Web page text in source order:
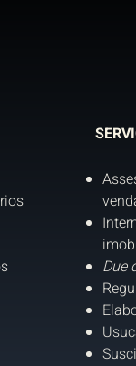
Due